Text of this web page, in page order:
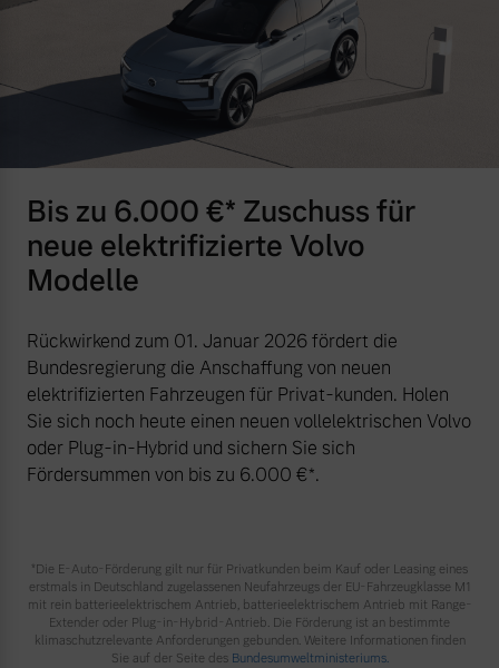
Bis zu 6.000 €⁠* Zuschuss für
neue elektrifizierte Volvo
Modelle
Rückwirkend zum 01. Januar 2026 fördert die
Bundesregierung die Anschaffung von neuen
elektrifizierten Fahrzeugen für Privat-kunden. Holen
Sie sich noch heute einen neuen vollelektrischen Volvo
oder Plug-in-Hybrid und sichern Sie sich
Fördersummen von bis zu 6.000 €⁠*.
*Die E‑Auto-Förderung gilt nur für Privatkunden beim Kauf oder Leasing eines
erstmals in Deutschland zugelassenen Neufahrzeugs der EU-Fahrzeugklasse M1
mit rein batterieelektrischem Antrieb, batterieelektrischem Antrieb mit Range-
Extender oder Plug-in-Hybrid-Antrieb. Die Förderung ist an bestimmte
klimaschutzrelevante Anforderungen gebunden. Weitere Informationen finden
Sie auf der Seite des Bundesumweltministeriums.